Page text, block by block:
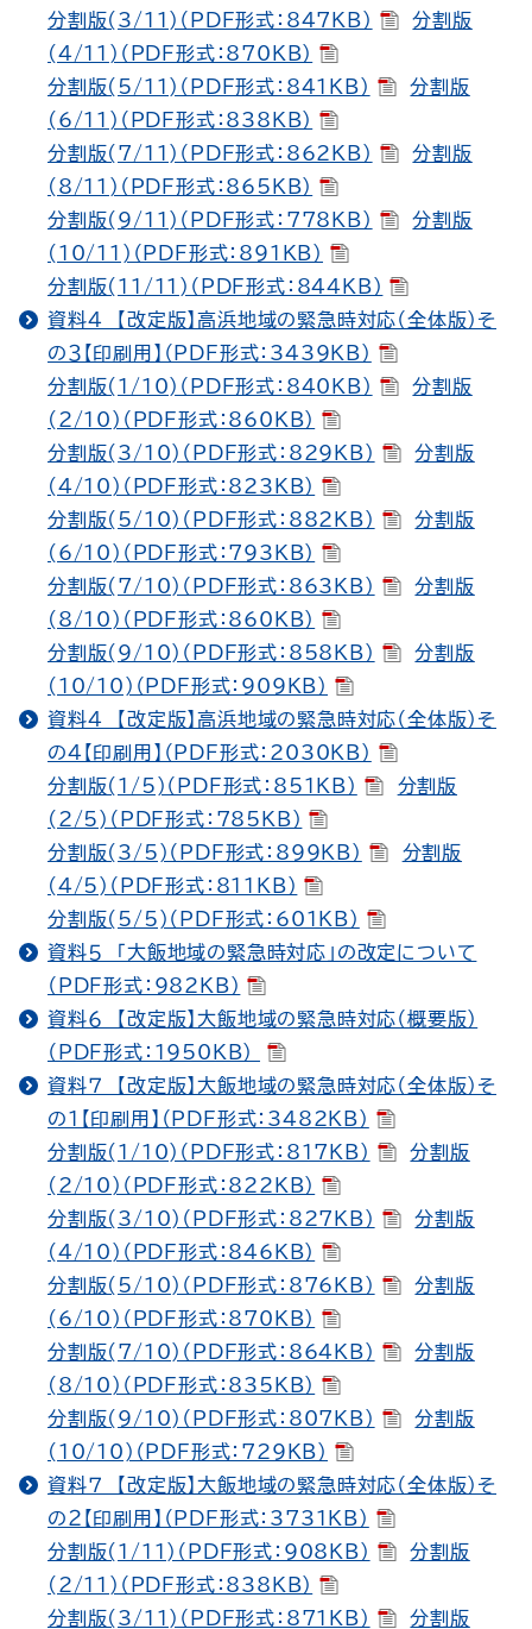
分割版(3/11)（PDF形式：847KB）
分割版
(4/11)（PDF形式：870KB）
分割版(5/11)（PDF形式：841KB）
分割版
(6/11)（PDF形式：838KB）
分割版(7/11)（PDF形式：862KB）
分割版
(8/11)（PDF形式：865KB）
分割版(9/11)（PDF形式：778KB）
分割版
(10/11)（PDF形式：891KB）
分割版(11/11)（PDF形式：844KB）
資料４ 【改定版】高浜地域の緊急時対応（全体版）そ
の３【印刷用】（PDF形式：3439KB）
分割版(1/10)（PDF形式：840KB）
分割版
(2/10)（PDF形式：860KB）
分割版(3/10)（PDF形式：829KB）
分割版
(4/10)（PDF形式：823KB）
分割版(5/10)（PDF形式：882KB）
分割版
(6/10)（PDF形式：793KB）
分割版(7/10)（PDF形式：863KB）
分割版
(8/10)（PDF形式：860KB）
分割版(9/10)（PDF形式：858KB）
分割版
(10/10)（PDF形式：909KB）
資料４ 【改定版】高浜地域の緊急時対応（全体版）そ
の４【印刷用】（PDF形式：2030KB）
分割版(1/5)（PDF形式：851KB）
分割版
(2/5)（PDF形式：785KB）
分割版(3/5)（PDF形式：899KB）
分割版
(4/5)（PDF形式：811KB）
分割版(5/5)（PDF形式：601KB）
資料５ 「大飯地域の緊急時対応」の改定について
（PDF形式：982KB）
資料６ 【改定版】大飯地域の緊急時対応（概要版）
（PDF形式：1950KB）
資料７ 【改定版】大飯地域の緊急時対応（全体版）そ
の１【印刷用】（PDF形式：3482KB）
分割版(1/10)（PDF形式：817KB）
分割版
(2/10)（PDF形式：822KB）
分割版(3/10)（PDF形式：827KB）
分割版
(4/10)（PDF形式：846KB）
分割版(5/10)（PDF形式：876KB）
分割版
(6/10)（PDF形式：870KB）
分割版(7/10)（PDF形式：864KB）
分割版
(8/10)（PDF形式：835KB）
分割版(9/10)（PDF形式：807KB）
分割版
(10/10)（PDF形式：729KB）
資料７ 【改定版】大飯地域の緊急時対応（全体版）そ
の２【印刷用】（PDF形式：3731KB）
分割版(1/11)（PDF形式：908KB）
分割版
(2/11)（PDF形式：838KB）
分割版(3/11)（PDF形式：871KB）
分割版